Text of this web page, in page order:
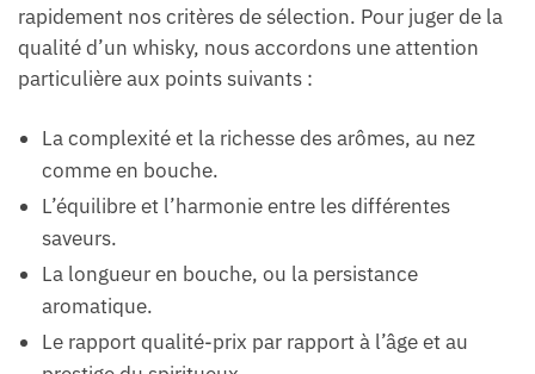
rapidement nos critères de sélection. Pour juger de la
qualité d’un whisky, nous accordons une attention
particulière aux points suivants :
La complexité et la richesse des arômes, au nez
comme en bouche.
L’équilibre et l’harmonie entre les différentes
saveurs.
La longueur en bouche, ou la persistance
aromatique.
Le rapport qualité-prix par rapport à l’âge et au